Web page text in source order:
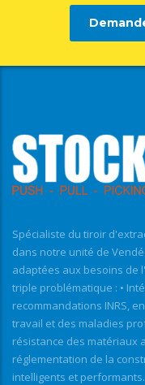
Spécialiste du tiroir
dans notre unité de
adaptées aux besoins de
triple problématique : •
recommandations INRS,
travail et des maladies
résistance des matériaux
réglementation de la
intelligents et performants.